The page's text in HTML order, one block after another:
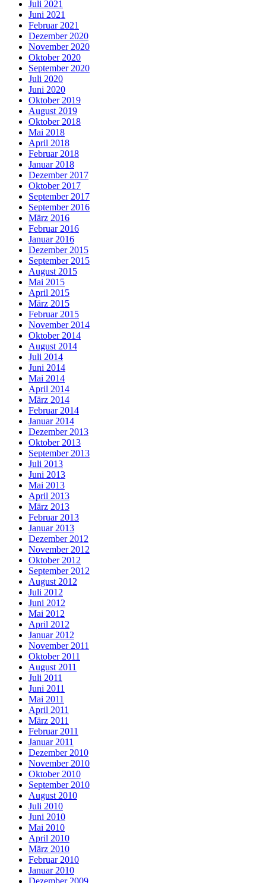
Juli 2021
Juni 2021
Februar 2021
Dezember 2020
November 2020
Oktober 2020
September 2020
Juli 2020
Juni 2020
Oktober 2019
August 2019
Oktober 2018
Mai 2018
April 2018
Februar 2018
Januar 2018
Dezember 2017
Oktober 2017
September 2017
September 2016
März 2016
Februar 2016
Januar 2016
Dezember 2015
September 2015
August 2015
Mai 2015
April 2015
März 2015
Februar 2015
November 2014
Oktober 2014
August 2014
Juli 2014
Juni 2014
Mai 2014
April 2014
März 2014
Februar 2014
Januar 2014
Dezember 2013
Oktober 2013
September 2013
Juli 2013
Juni 2013
Mai 2013
April 2013
März 2013
Februar 2013
Januar 2013
Dezember 2012
November 2012
Oktober 2012
September 2012
August 2012
Juli 2012
Juni 2012
Mai 2012
April 2012
Januar 2012
November 2011
Oktober 2011
August 2011
Juli 2011
Juni 2011
Mai 2011
April 2011
März 2011
Februar 2011
Januar 2011
Dezember 2010
November 2010
Oktober 2010
September 2010
August 2010
Juli 2010
Juni 2010
Mai 2010
April 2010
März 2010
Februar 2010
Januar 2010
Dezember 2009